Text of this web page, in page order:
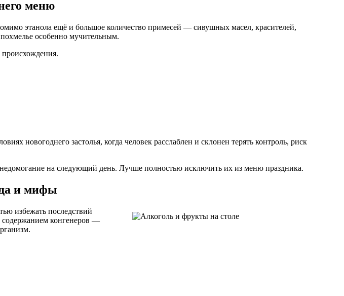
меню
этанола ещё и большое количество примесей — сивушных масел, красителей,
особенно мучительным.
новогоднего застолья, когда человек расслаблен и склонен терять контроль, риск
на следующий день. Лучше полностью исключить их из меню праздника.
и мифы
избежать последствий
содержанием конгенеров —